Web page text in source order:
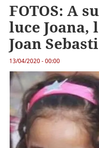
FOTOS: A
luce Joana,
Joan
13/04/2020 - 00:00